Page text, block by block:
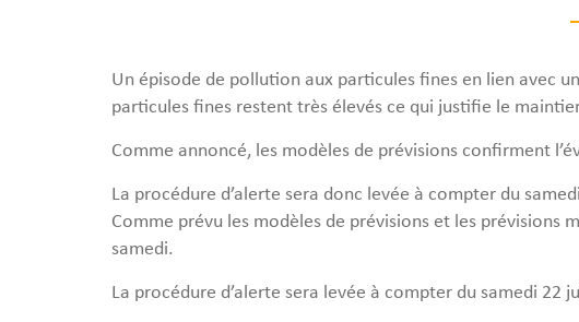
Un épisode de pollution aux particules fines en lien avec
particules fines restent très élevés ce qui justifie le
Comme annoncé, les modèles de prévisions confirment
La procédure d’alerte sera donc levée à compter du
Comme prévu les modèles de prévisions et les prévisions
samedi.
La procédure d’alerte sera levée à compter du samedi 22